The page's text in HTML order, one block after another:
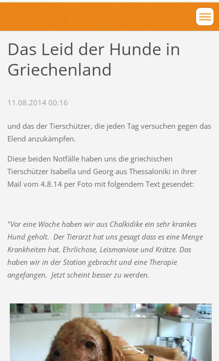
Das Leid der Hunde in
Griechenland
11.08.2014 00:16
und das der Tierschützer, die jeden Tag versuchen gegen das
Elend anzukämpfen.
Diese beiden Notfälle haben uns die griechischen
Tierschützer Isabella und Georg aus Thessaloniki in ihrer
Mail vom 4.8.14 per Foto mit folgendem Text gesendet:
"Vor eine Woche haben wir aus Chalkidike ein sehr krankes
Hund geholt. Der Tierarzt hat uns gesagt dass es eine Menge
Krankheiten hat. Ehrlichose, Leismaniose und Krätze. Das
haben wir in der Station gebracht und eine Therapie
angefangen. Jetzt scheint besser zu werden.